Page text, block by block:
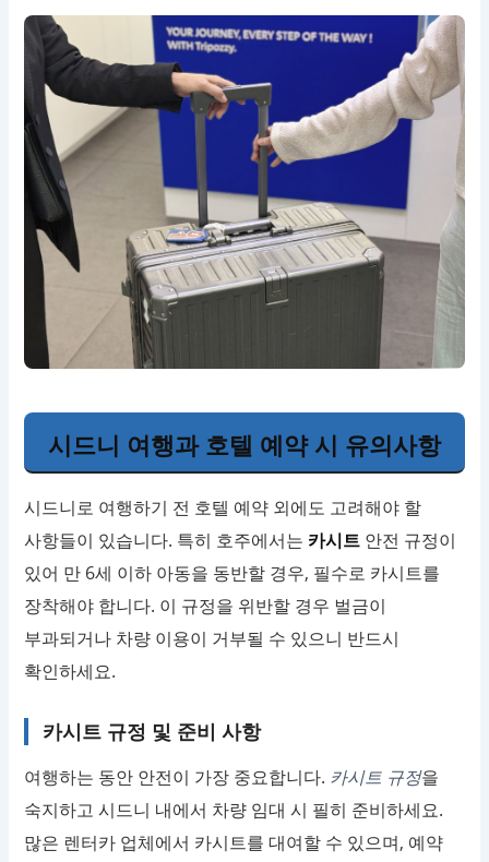
시드니 여행과 호텔 예약 시 유의사항
시드니로 여행하기 전 호텔 예약 외에도 고려해야 할
사항들이 있습니다. 특히 호주에서는 카시트 안전 규정이
있어 만 6세 이하 아동을 동반할 경우, 필수로 카시트를
장착해야 합니다. 이 규정을 위반할 경우 벌금이
부과되거나 차량 이용이 거부될 수 있으니 반드시
확인하세요.
카시트 규정 및 준비 사항
여행하는 동안 안전이 가장 중요합니다. 카시트 규정을
숙지하고 시드니 내에서 차량 임대 시 필히 준비하세요.
많은 렌터카 업체에서 카시트를 대여할 수 있으며, 예약